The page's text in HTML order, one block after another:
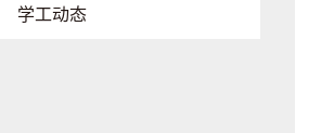
学工动态